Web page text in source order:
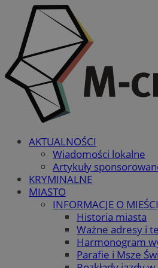
AKTUALNOŚCI
Wiadomości lokalne
Artykuły
KRYMINALNE
MIASTO
INFORMACJE O
Historia miasta
Ważne adresy i
Harmonogram
Parafie i Msze